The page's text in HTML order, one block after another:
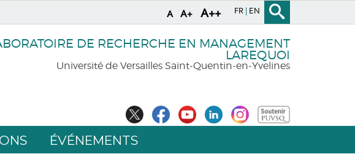
A A+ A++ FR EN
DE RECHERCHE EN MANAGEMENT
LAREQUOI
Université de Versailles Saint-Quentin-en-Yvelines
ÉVÉNEMENTS